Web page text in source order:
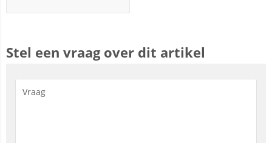
Stel een vraag over dit artikel